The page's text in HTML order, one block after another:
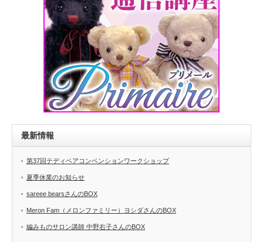
最新情報
第37回テディベアコンベンションワークショップ
夏季休業のお知らせ
sareee bearsさんのBOX
Meron Fam（メロンファミリー）ヨシダさんのBOX
編みものサロン講師 中野右子さんのBOX